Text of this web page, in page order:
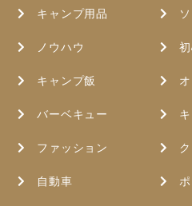
キャンプ用品
ノウハウ
キャンプ飯
バーベキュー
ファッション
自動車